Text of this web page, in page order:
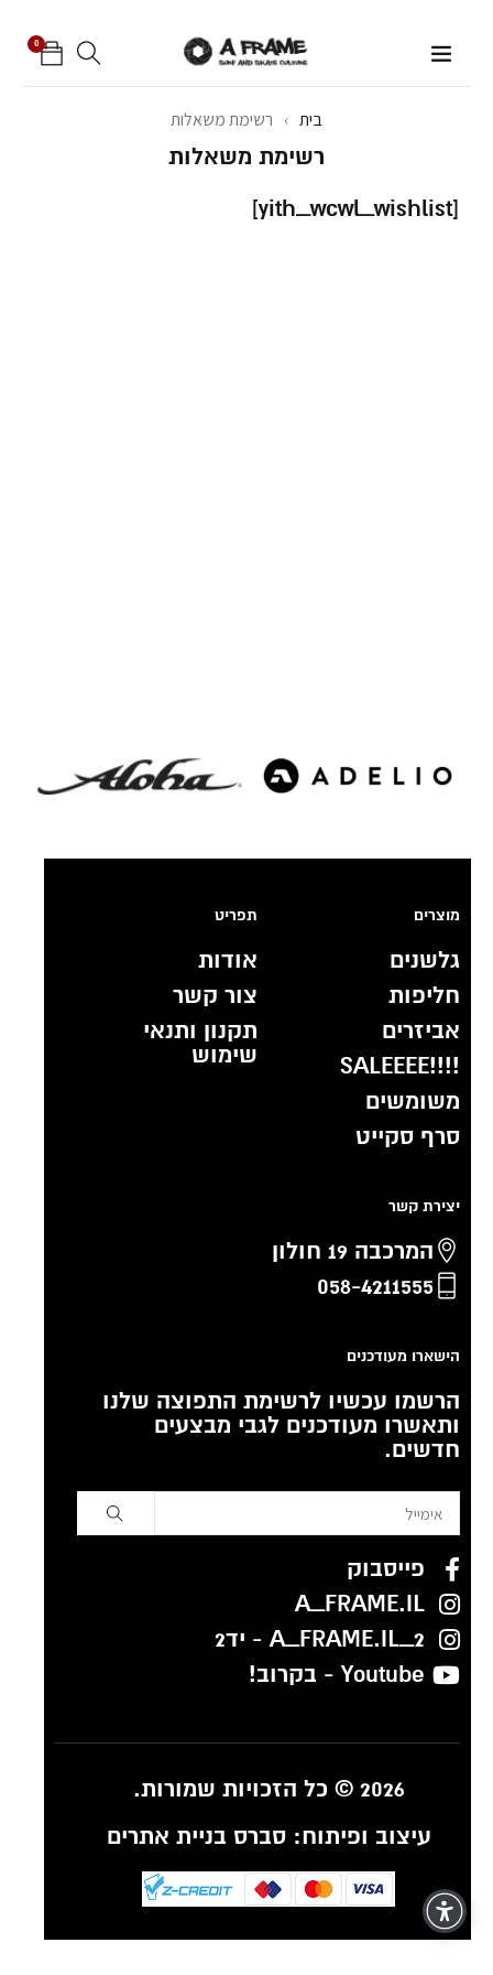
0
בית › רשימת משאלות
רשימת משאלות
[yith_wcwl_wishlist]
מוצרים
גלשנים
חליפות
אביזרים
!!!!SALEEEE
משומשים
סרף סקייט
תפריט
אודות
צור קשר
תקנון ותנאי
שימוש
יצירת קשר
המרכבה 19 חולון
058-4211555
הישארו מעודכנים
הרשמו עכשיו לרשימת התפוצה שלנו
ותאשרו מעודכנים לגבי מבצעים
חדשים.
פייסבוק
A_FRAME.IL
A_FRAME.IL_2 - יד2
Youtube - בקרוב!
2026 © כל הזכויות שמורות.
עיצוב ופיתוח:סברס בניית אתרים